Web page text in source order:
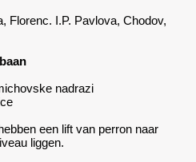
Florenc. I.P. Pavlova, Chodov,
nadrazi
een lift van perron naar
liggen.